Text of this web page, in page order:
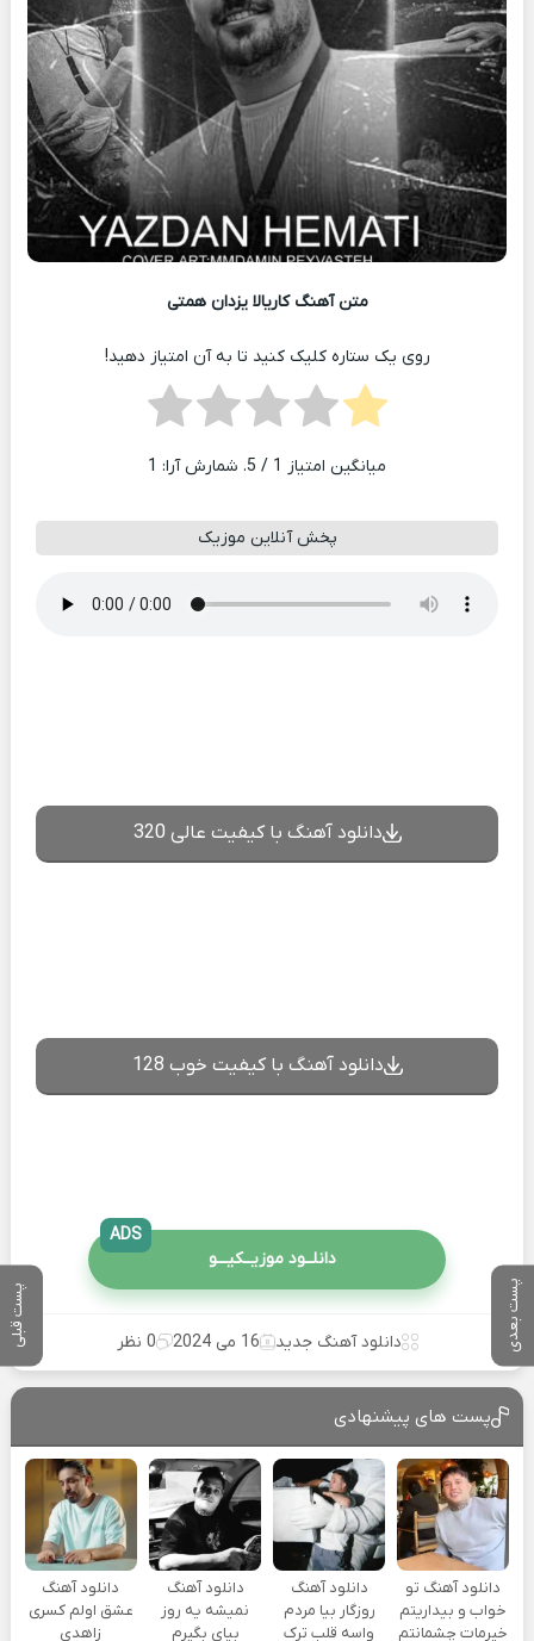
پست بعدی پست قبلی
متن آهنگ کاریالا یزدان همتی
روی یک ستاره کلیک کنید تا به آن امتیاز دهید!
میانگین امتیاز 1 / 5. شمارش آرا: 1
پخش آنلاین موزیک
دانلود آهنگ با کیفیت عالی 320
دانلود آهنگ با کیفیت خوب 128
دانلــود موزیــکیـــو
ADS
دانلود آهنگ جدید 16 می 2024 0 نظر
پست های پیشنهادی
دانلود آهنگ تو
خواب و بیداریتم
خیرمات چشمانتم
دانلود آهنگ
روزگار بیا مردم
واسه قلب ترک
دانلود آهنگ
نمیشه یه روز
بیای بگیرم
دانلود آهنگ
عشق اولم کسری
زاهدی